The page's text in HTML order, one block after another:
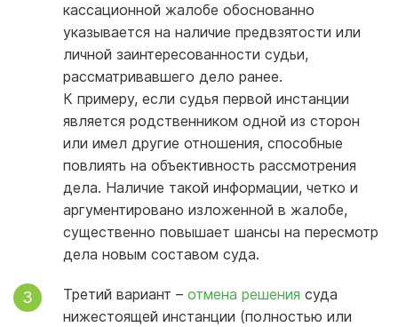
кассационной жалобе обоснованно
указывается на наличие предвзятости или
личной заинтересованности судьи,
рассматривавшего дело ранее.
К примеру, если судья первой инстанции
является родственником одной из сторон
или имел другие отношения, способные
повлиять на объективность рассмотрения
дела. Наличие такой информации, четко и
аргументировано изложенной в жалобе,
существенно повышает шансы на пересмотр
дела новым составом суда.
Третий вариант – отмена решения суда
нижестоящей инстанции (полностью или